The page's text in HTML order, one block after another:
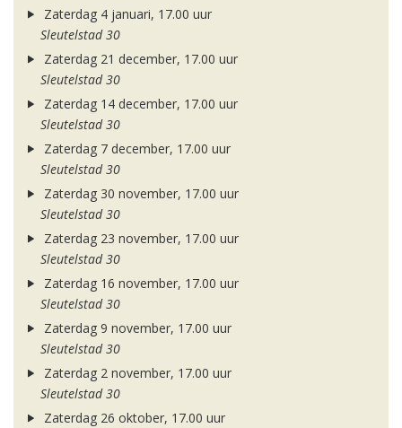
Zaterdag 4 januari, 17.00 uur
Sleutelstad 30
Zaterdag 21 december, 17.00 uur
Sleutelstad 30
Zaterdag 14 december, 17.00 uur
Sleutelstad 30
Zaterdag 7 december, 17.00 uur
Sleutelstad 30
Zaterdag 30 november, 17.00 uur
Sleutelstad 30
Zaterdag 23 november, 17.00 uur
Sleutelstad 30
Zaterdag 16 november, 17.00 uur
Sleutelstad 30
Zaterdag 9 november, 17.00 uur
Sleutelstad 30
Zaterdag 2 november, 17.00 uur
Sleutelstad 30
Zaterdag 26 oktober, 17.00 uur